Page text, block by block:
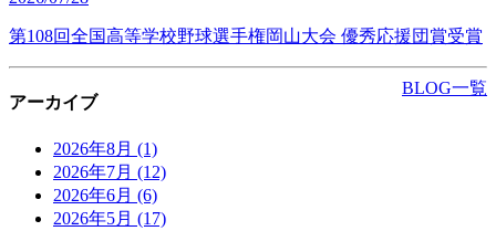
第108回全国高等学校野球選手権岡山大会 優秀応援団賞受賞
BLOG一覧
アーカイブ
2026年8月 (1)
2026年7月 (12)
2026年6月 (6)
2026年5月 (17)